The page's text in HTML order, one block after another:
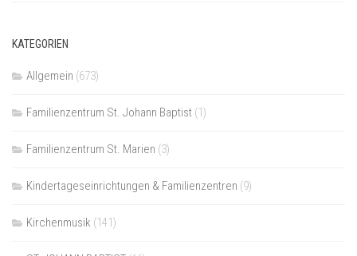
KATEGORIEN
Allgemein (673)
Familienzentrum St. Johann Baptist (1)
Familienzentrum St. Marien (3)
Kindertageseinrichtungen & Familienzentren (9)
Kirchenmusik (141)